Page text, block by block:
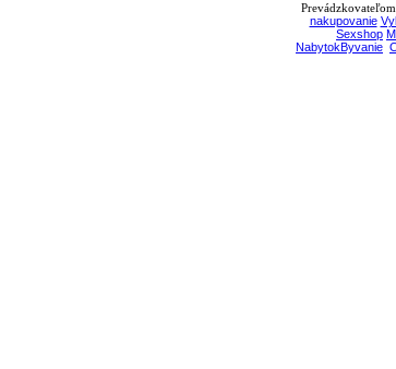
nakupovanie
Sexshop
NabytokByvanie